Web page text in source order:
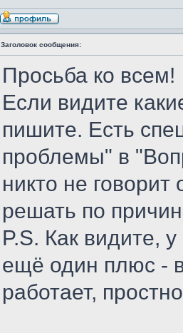
Заголовок сообщения:
Просьба ко всем!
Если видите
пишите. Есть
проблемы" в
никто не
решать по
P.S. Как видите,
ещё один плюс -
работает,